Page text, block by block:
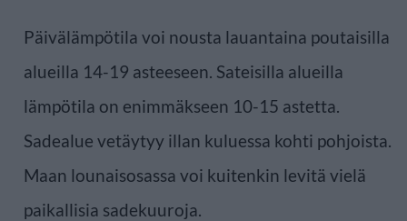
Päivälämpötila voi nousta lauantaina poutaisilla
alueilla 14-19 asteeseen. Sateisilla alueilla
lämpötila on enimmäkseen 10-15 astetta.
Sadealue vetäytyy illan kuluessa kohti pohjoista.
Maan lounaisosassa voi kuitenkin levitä vielä
paikallisia sadekuuroja.